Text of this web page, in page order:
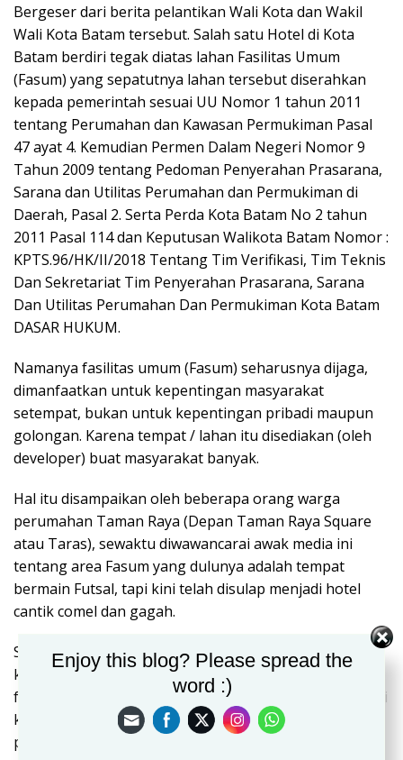
Bergeser dari berita pelantikan Wali Kota dan Wakil
Wali Kota Batam tersebut. Salah satu Hotel di Kota
Batam berdiri tegak diatas lahan Fasilitas Umum
(Fasum) yang sepatutnya lahan tersebut diserahkan
kepada pemerintah sesuai UU Nomor 1 tahun 2011
tentang Perumahan dan Kawasan Permukiman Pasal
47 ayat 4. Kemudian Permen Dalam Negeri Nomor 9
Tahun 2009 tentang Pedoman Penyerahan Prasarana,
Sarana dan Utilitas Perumahan dan Permukiman di
Daerah, Pasal 2. Serta Perda Kota Batam No 2 tahun
2011 Pasal 114 dan Keputusan Walikota Batam Nomor :
KPTS.96/HK/II/2018 Tentang Tim Verifikasi, Tim Teknis
Dan Sekretariat Tim Penyerahan Prasarana, Sarana
Dan Utilitas Perumahan Dan Permukiman Kota Batam
DASAR HUKUM.
Namanya fasilitas umum (Fasum) seharusnya dijaga,
dimanfaatkan untuk kepentingan masyarakat
setempat, bukan untuk kepentingan pribadi maupun
golongan. Karena tempat / lahan itu disediakan (oleh
developer) buat masyarakat banyak.
Hal itu disampaikan oleh beberapa orang warga
perumahan Taman Raya (Depan Taman Raya Square
atau Taras), sewaktu diwawancarai awak media ini
tentang area Fasum yang dulunya adalah tempat
bermain Futsal, tapi kini telah disulap menjadi hotel
cantik comel dan gagah.
Sebelumnya lokasi itu adalah tempat main futsal, dan
kami ikut bermain, tapi sekarang telah dirubah
fungsinya jadi kawasan hotel yang megah dan kokoh di
komplek perumahan kami,” kata beberapa orang
pemuda (01/03/2021).
Enjoy this blog? Please spread the
word :)